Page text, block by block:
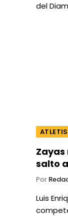
del
salto
Por
Luis